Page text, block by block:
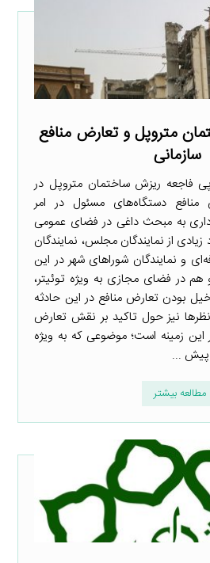
متروپل و تعارض منافع
سازمانی
فاجعه ریزش ساختمان متروپل در
منافع دستگاه‌های مسئول در امر
به مبحث داغی در فضای عمومی
از نمایندگان مجلس، نمایندگان
و نمایندگان شوراهای شهر در این
و هم در فضای مجازی به ویژه توئیتر،
بودن تعارض منافع در این حادثه
نیز حول تاکید بر نقش تعارض
این زمینه است؛ موضوعی که به ویژه
پیش ...
مطالعه بیشتر